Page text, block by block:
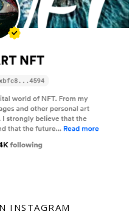
INSTAGRAM